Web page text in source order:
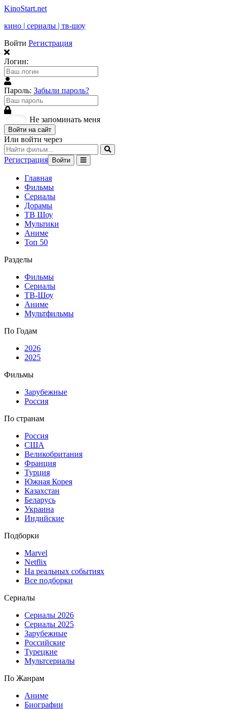
KinoStart.net
кино | сериалы | тв-шоу
Войти Регистрация
Логин:
Пароль: Забыли пароль?
Не запоминать меня
Войти на сайт
Или войти через
Регистрация Войти
Главная
Фильмы
Сериалы
Дорамы
ТВ Шоу
Мультики
Аниме
Топ 50
Разделы
Фильмы
Сериалы
ТВ-Шоу
Аниме
Мультфильмы
По Годам
2026
2025
Фильмы
Зарубежные
Россия
По странам
Россия
США
Великобритания
Франция
Турция
Южная Корея
Казахстан
Беларусь
Украина
Индийские
Подборки
Marvel
Netflix
На реальных событиях
Все подборки
Сериалы
Сериалы 2026
Сериалы 2025
Зарубежные
Российские
Турецкие
Мультсериалы
По Жанрам
Аниме
Биографии